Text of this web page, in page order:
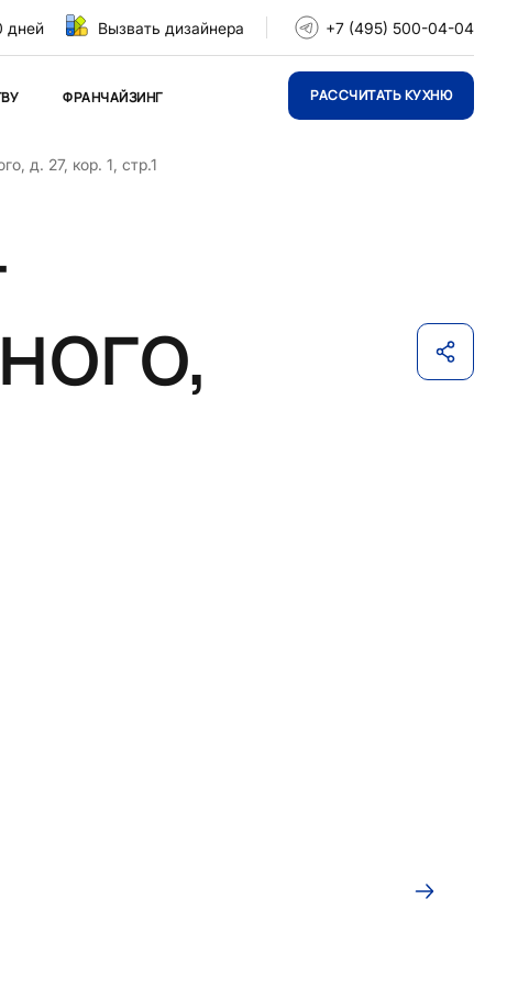
дней Вызвать дизайнера +7 (495) 500-04-04
ФРАНЧАЙЗИНГ РАССЧИТАТЬ КУХНЮ
д. 27, кор. 1, стр.1